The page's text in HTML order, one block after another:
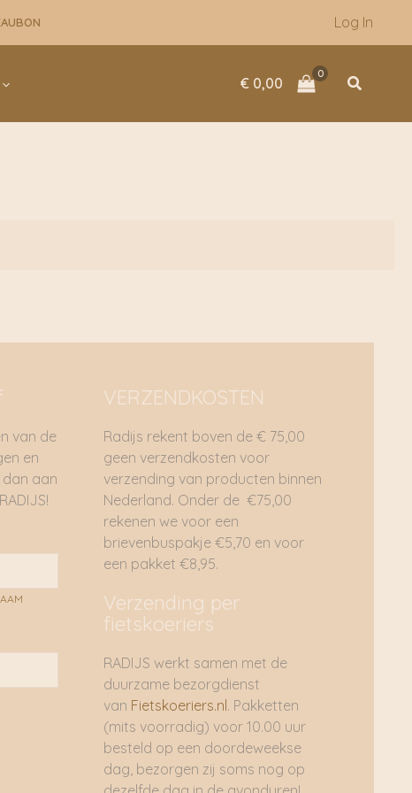
Log In
€ 0,00 Zoeken
van de
en
dan aan
VERZENDKOSTEN
Radijs rekent boven de € 75,00
geen verzendkosten voor
verzending van producten binnen
Nederland. Onder de €75,00
rekenen we voor een
brievenbuspakje €5,70 en voor
een pakket €8,95.
Verzending per
fietskoeriers
RADIJS werkt samen met de
duurzame bezorgdienst
van Fietskoeriers.nl . Pakketten
(mits voorradig) voor 10.00 uur
besteld op een doordeweekse
dag, bezorgen zij soms nog op